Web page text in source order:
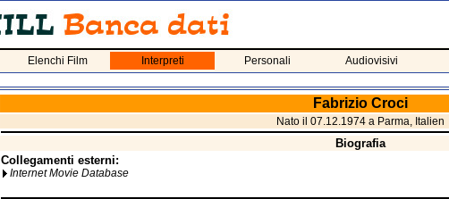
Elenchi Film Interpreti Personali Audiovisivi
Fabrizio Croci
Nato il 07.12.1974 a Parma, Italien
Biografia
Collegamenti esterni:
Internet Movie Database